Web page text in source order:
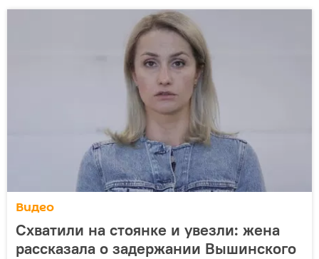
Видео
Схватили на стоянке и увезли: жена
рассказала о задержании Вышинского